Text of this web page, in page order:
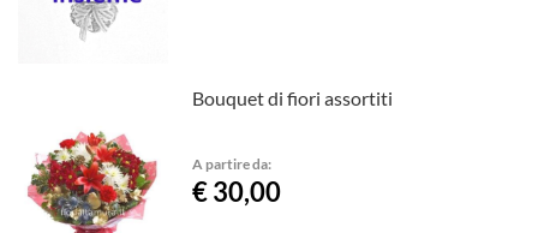
Bouquet di fiori assortiti
A partire da:
€ 30,00